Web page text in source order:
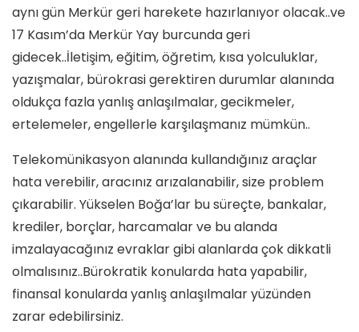
aynı gün Merkür geri harekete hazırlanıyor olacak..ve
17 Kasım’da Merkür Yay burcunda geri
gidecek..İletişim, eğitim, öğretim, kısa yolculuklar,
yazışmalar, bürokrasi gerektiren durumlar alanında
oldukça fazla yanlış anlaşılmalar, gecikmeler,
ertelemeler, engellerle karşılaşmanız mümkün..
Telekomünikasyon alanında kullandığınız araçlar
hata verebilir, aracınız arızalanabilir, size problem
çıkarabilir. Yükselen Boğa’lar bu süreçte, bankalar,
krediler, borçlar, harcamalar ve bu alanda
imzalayacağınız evraklar gibi alanlarda çok dikkatli
olmalısınız..Bürokratik konularda hata yapabilir,
finansal konularda yanlış anlaşılmalar yüzünden
zarar edebilirsiniz.